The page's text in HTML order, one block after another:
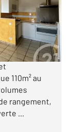
quartier de
110m² au
rangement,
...